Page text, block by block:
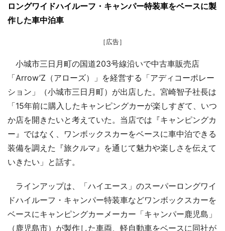
ロングワイドハイルーフ・キャンパー特装車をベースに製
作した車中泊車
［広告］
小城市三日月町の国道203号線沿いで中古車販売店
「Arrow’Z（アローズ）」を経営する「アディコーポレー
ション」（小城市三日月町）が出店した。宮崎智子社長は
「15年前に購入したキャンピングカーが楽しすぎて、いつ
か店を開きたいと考えていた。当店では『キャンピングカ
ー』ではなく、ワンボックスカーをベースに車中泊できる
装備を調えた『旅クルマ』を通じて魅力や楽しさを伝えて
いきたい」と話す。
ラインアップは、「ハイエース」のスーパーロングワイ
ドハイルーフ・キャンパー特装車などワンボックスカーを
ベースにキャンピングカーメーカー「キャンパー鹿児島」
（鹿児島市）が製作した車両、軽自動車をベースに同社が